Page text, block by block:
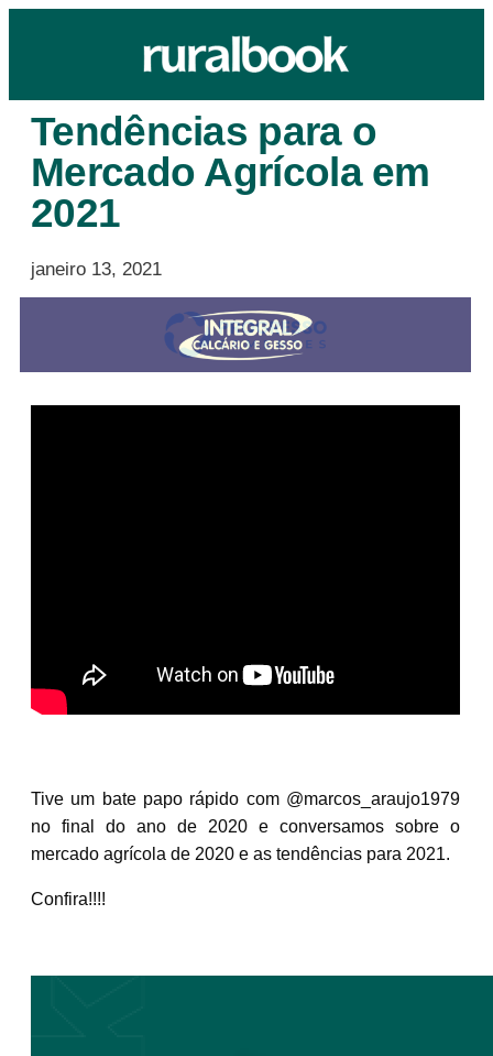
Tendências para o
Mercado Agrícola em
2021
janeiro 13, 2021
Tive um bate papo rápido com @marcos_araujo1979
no final do ano de 2020 e conversamos sobre o
mercado agrícola de 2020 e as tendências para 2021.
Confira!!!!